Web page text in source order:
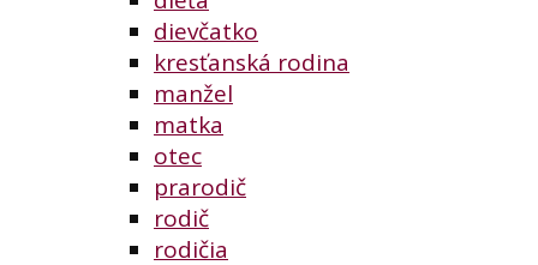
dievčatko
kresťanská rodina
manžel
matka
otec
prarodič
rodič
rodičia